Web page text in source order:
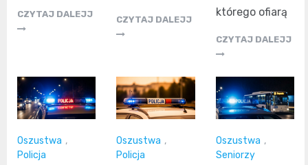
CZYTAJ DALEJJ
CZYTAJ DALEJJ
którego ofiarą
CZYTAJ DALEJJ
Oszustwa ,
Policja
Oszustwa ,
Policja
Oszustwa ,
Seniorzy